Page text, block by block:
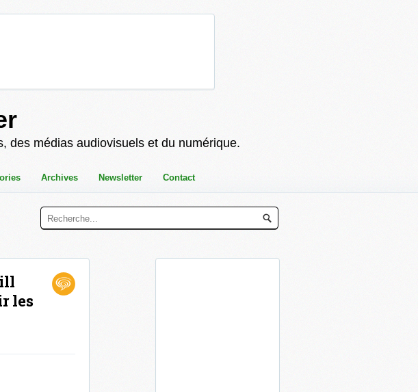
des médias audiovisuels et du numérique.
Archives Newsletter Contact
les